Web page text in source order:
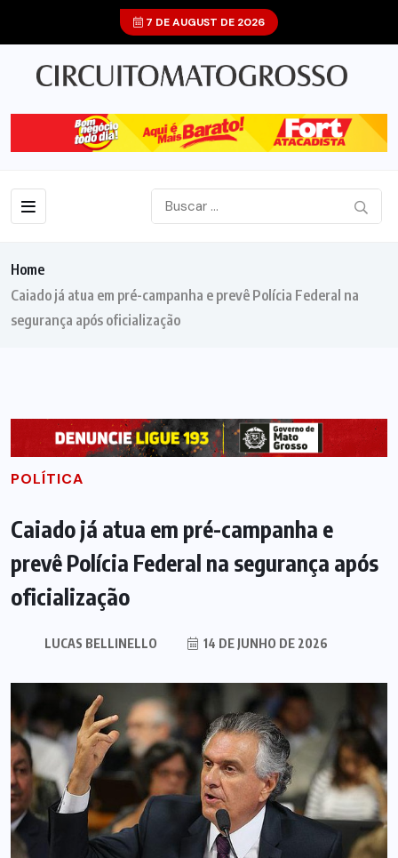
7 DE AUGUST DE 2026
Home
Caiado já atua em pré-campanha e prevê Polícia Federal na
segurança após oficialização
POLÍTICA
Caiado já atua em pré-campanha e
prevê Polícia Federal na segurança após
oficialização
LUCAS BELLINELLO 14 DE JUNHO DE 2026